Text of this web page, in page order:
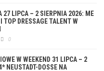
27 LIPCA – 2 SIERPNIA 2026: ME
TOP DRESSAGE TALENT W
0
W WEEKEND 31 LIPCA – 2
NEUSTADT-DOSSE NA